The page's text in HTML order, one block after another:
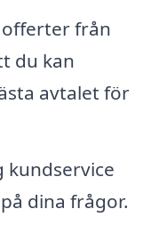
från
du kan
avtalet för
kundservice
dina frågor.